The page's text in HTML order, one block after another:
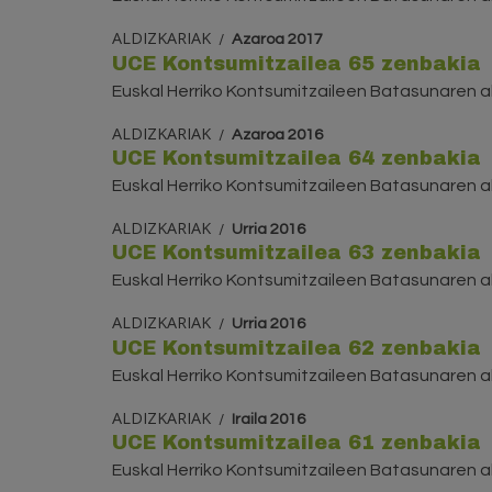
ALDIZKARIAK Azaroa 2017
UCE Kontsumitzailea 65 zenbakia
Euskal Herriko Kontsumitzaileen Batasunaren
ALDIZKARIAK Azaroa 2016
UCE Kontsumitzailea 64 zenbakia
Euskal Herriko Kontsumitzaileen Batasunaren
ALDIZKARIAK Urria 2016
UCE Kontsumitzailea 63 zenbakia
Euskal Herriko Kontsumitzaileen Batasunaren
ALDIZKARIAK Urria 2016
UCE Kontsumitzailea 62 zenbakia
Euskal Herriko Kontsumitzaileen Batasunaren
ALDIZKARIAK Iraila 2016
UCE Kontsumitzailea 61 zenbakia
Euskal Herriko Kontsumitzaileen Batasunaren